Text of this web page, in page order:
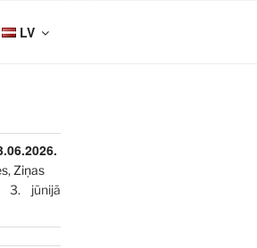
LV
, Ziņas
3. jūnijā